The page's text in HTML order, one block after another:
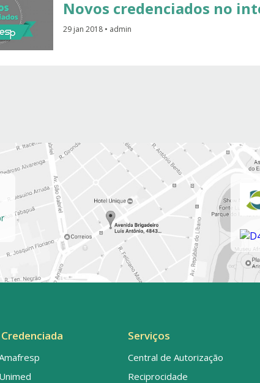
Novos credenciados no
29 jan 2018 • admin
Credenciada Serviços
Central de Autorização
Reciprocidade